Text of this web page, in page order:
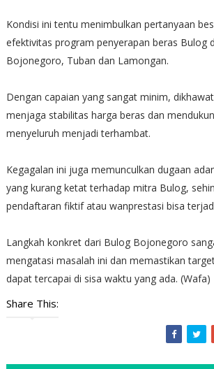
Kondisi ini tentu menimbulkan pertanyaan
efektivitas program penyerapan beras Bulog
Bojonegoro, Tuban dan Lamongan.
Dengan capaian yang sangat minim,
menjaga stabilitas harga beras dan
menyeluruh menjadi terhambat.
Kegagalan ini juga memunculkan dugaan
yang kurang ketat terhadap mitra Bulog,
pendaftaran fiktif atau wanprestasi bisa
Langkah konkret dari Bulog Bojonegoro
mengatasi masalah ini dan memastikan
dapat tercapai di sisa waktu yang ada. (Wafa)
Share This: